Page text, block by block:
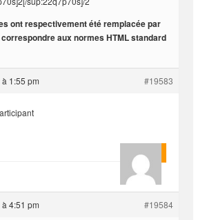
ont respectivement été remplacée par
aux normes HTML standard
1:55 pm #19583
rounga
4:51 pm #19584